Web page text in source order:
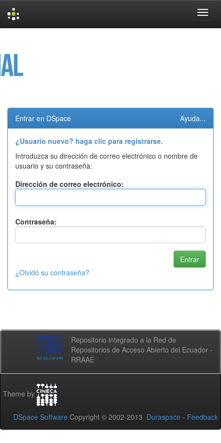
Entrar en DSpace Ayuda...
¿Usuario nuevo? haga clic para registrarse.
Introduzca su dirección de correo electrónico o nombre de
usuario y su contraseña:
Dirección de correo electrónico:
Contraseña:
¿Olvidó su contraseña?
Repositorio integrado a la Red de
Repositorios de Acceso Abierto del Ecuador -
RRAAE
Theme by
DSpace Software Copyright © 2002-2013 Duraspace - Feedback